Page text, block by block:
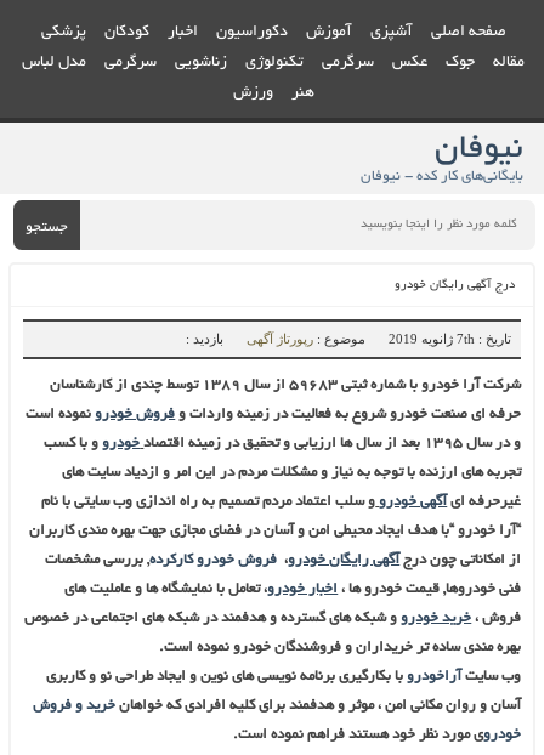
صفحه اصلی آشپزی آموزش دکوراسیون اخبار کودکان
پزشکی
مقاله
جوک عکس سرگرمی تکنولوژی زناشویی سرگرمی
مدل لباس
هنر
ورزش
نیوفان
بایگانی‌های کار کده - نیوفان
جستجو
درج آگهی رایگان خودرو
تاریخ : 7th ژانویه 2019 موضوع : رپورتاژ آگهی بازدید :
شرکت
آرا خودرو با شماره ثبتی ۵۹۶۸۳ از سال ۱۳۸۹ توسط چندی از کارشناسان
حرفه ای صنعت خودرو شروع به فعالیت در زمینه واردات و فروش خودرو نموده است
و در سال ۱۳۹۵ بعد از سال ها ارزیابی و تحقیق در زمینه اقتصاد
خودرو و با کسب
تجربه های ارزنده با توجه به نیاز و مشکلات مردم در این امر و ازدیاد سایت های
غیرحرفه ای آگهی خودرو و سلب اعتماد مردم تصمیم به راه اندازی وب سایتی با نام
“آرا خودرو “با هدف ایجاد محیطی امن و آسان در فضای مجازی جهت بهره مندی کاربران
از امکاناتی چون درج آگهی رایگان خودرو، فروش خودرو کارکرده, بررسی مشخصات
فنی خودروها, قیمت خودرو ها ، اخبار خودرو، تعامل با نمایشگاه ها و عاملیت های
فروش ، خرید خودرو و شبکه های گسترده و هدفمند در شبکه های اجتماعی در خصوص
بهره مندی ساده تر خریداران و فروشندگان خودرو نموده است.
وب سایت آراخودرو با بکارگیری برنامه نویسی های نوین و ایجاد طراحی نو و کاربری
آسان و روان مکانی امن ، موثر و هدفمند برای کلیه افرادی که خواهان خرید و فروش
خودروی مورد نظر خود هستند فراهم نموده است.